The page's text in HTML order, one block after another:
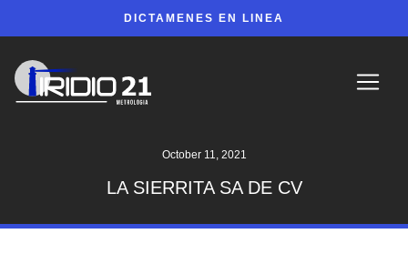
DICTAMENES EN LINEA
October 11, 2021
LA SIERRITA SA DE CV